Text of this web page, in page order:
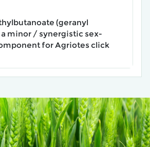
(geranyl
minor / synergistic sex-
for Agriotes click